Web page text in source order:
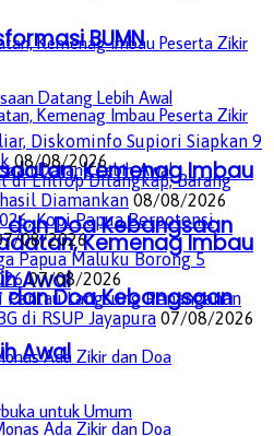
Kemenag Imbau
dan Doa Kebangsaan
Awal
BUMN
Kemenag Imbau
dan Doa Kebangsaan
Awal
Diskominfo Supiori Siapkan 9
08/08/2026
di Entrop Ditangkap, Barang
Diamankan 08/08/2026
Kopi Papua Berpotensi
08/2026
Papua Maluku Borong 5
07/08/2026
Pantau Langsung Penanganan
di RSUP Jayapura 07/08/2026